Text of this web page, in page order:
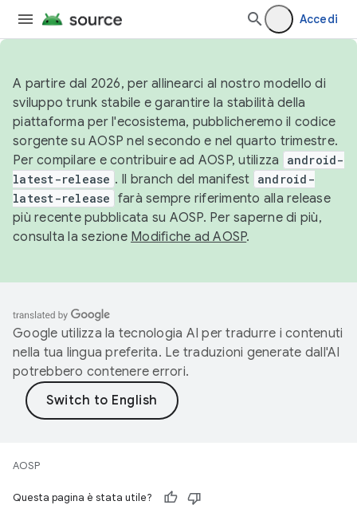
Accedi
A partire dal 2026, per allinearci al nostro modello di
sviluppo trunk stabile e garantire la stabilità della
piattaforma per l'ecosistema, pubblicheremo il codice
sorgente su AOSP nel secondo e nel quarto trimestre.
Per compilare e contribuire ad AOSP, utilizza
android-
latest-release . Il branch del manifest android-
latest-release farà sempre riferimento alla release
più recente pubblicata su AOSP. Per saperne di più,
consulta la sezione Modifiche ad AOSP.
Google utilizza la tecnologia AI per tradurre i contenuti
nella tua lingua preferita. Le traduzioni generate dall'AI
potrebbero contenere errori.
AOSP
Questa pagina è stata utile?